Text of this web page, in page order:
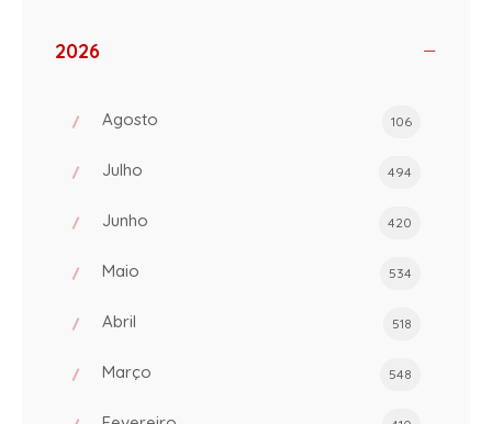
2026
Agosto 106
Julho 494
Junho 420
Maio 534
Abril 518
Março 548